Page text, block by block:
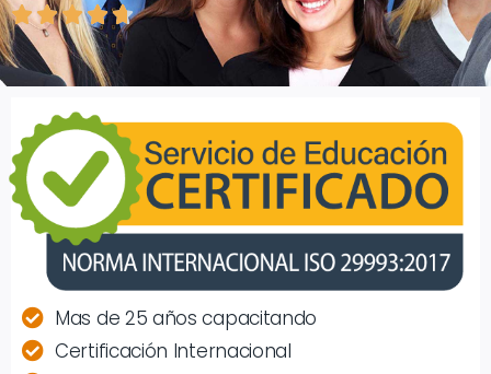
 
Mas de 25 años capacitando
Certificación Internacional